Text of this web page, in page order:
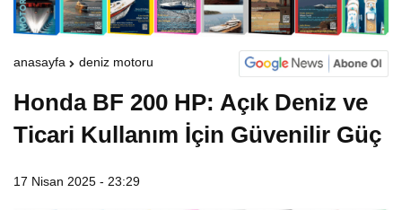
anasayfa deniz motoru
Honda BF 200 HP: Açık Deniz ve
Ticari Kullanım İçin Güvenilir Güç
17 Nisan 2025 - 23:29